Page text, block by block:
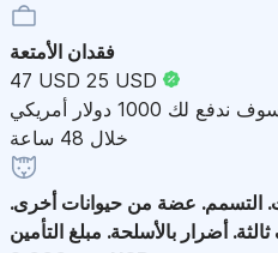
فقدان الأمتعة
47 USD 25 USD
إذا فقدت أمتعتك أو تأخرت، فسوف ندفع لك 1000 دولار أمريكي
خلال 48 ساعة
التسمم. عضة من حيوانات أخرى.
أضرار بالأسلحة. مبلغ التأمين